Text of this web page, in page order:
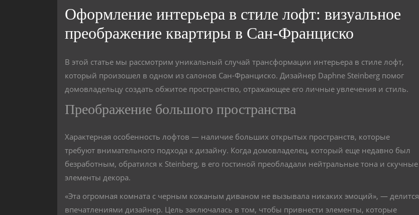
Оформление интерьера в стиле лофт: визуальное
преображение квартиры в Сан-Франциско
В этой статье мы рассмотрим уникальный случай трансформации интерьера в стиле лофт,
который произошел в одном из салонов Сан-Франциско. Дизайнер Daphne Steinberg помог
домовладельцу создать обжитое пространство, отражающее его личные увлечения и стиль.
Преображение большого пространства
Характерная особенность лофтов — наличие больших открытых пространств, которые
требуют внимательного подхода к дизайну. Когда домовладелец, который еще недавно был
безработным, обратился к Steinberg, в его гостиной преобладали нейтральные тона и скучные
элементы декора.
«Эта огромная комната с черным кожаным диваном не вызывала никаких эмоций», — делится
впечатлениями дизайнер. Цель заключалась в том, чтобы привнести элементы, которые